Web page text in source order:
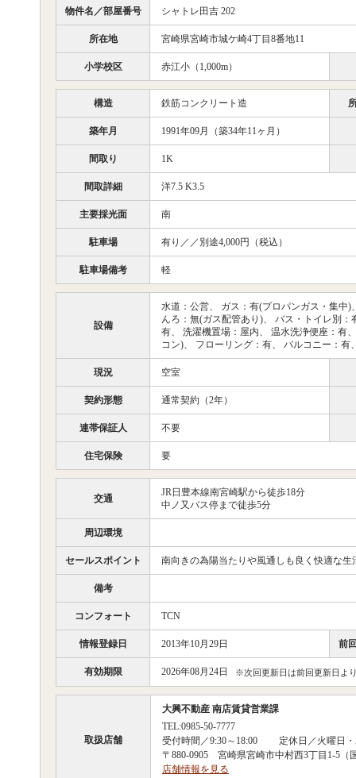
物件名／部屋番号 シャトレ田吉 202
所在地 宮崎県宮崎市城ケ崎4丁目8番地11
小学校区 赤江小（1,000m）
構造 鉄筋コンクリート造
築年月 1991年09月（築34年11ヶ月）
間取り 1K
間取詳細 洋7.5 K3.5
主要採光面 南
駐車場 有り／／別途4,000円（税込）
駐車場備考 軽
設備
水道：公営、 ガス：有(プロパンガス・集中
んろ：無(ガス配管あり)、 バス・トイレ別
有、 洗濯機置場：屋内、 温水洗浄便座：有
コン)、 フローリング：有、 バルコニー：
現況 空室
契約形態 通常契約（2年）
連帯保証人 不要
住宅保険 要
交通
JR日豊本線南宮崎駅から徒歩18分
中ノ又バス停まで徒歩5分
周辺環境
セールスポイント 南向きの為陽当たりや風通しも良く快適な生
備考
コンフォート TCN
情報登録日 2013年10月29日 前
有効期限 2026年08月24日 ※次回更新日は前回更新日よ
取扱店舗
大興不動産 南店賃貸営業課
TEL:0985-50-7777
受付時間／9:30～18:00 定休日／火曜日・
〒880-0905 宮崎県宮崎市中村西3丁目1-5（
店舗情報を見る